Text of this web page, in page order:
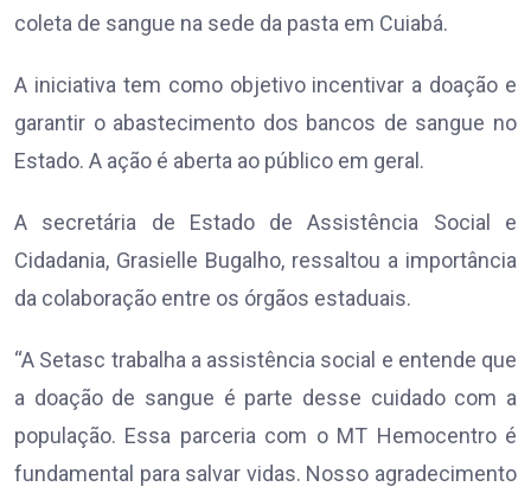
coleta de sangue na sede da pasta em Cuiabá.
A iniciativa tem como objetivo incentivar a doação e
garantir o abastecimento dos bancos de sangue no
Estado. A ação é aberta ao público em geral.
A secretária de Estado de Assistência Social e
Cidadania, Grasielle Bugalho, ressaltou a importância
da colaboração entre os órgãos estaduais.
“A Setasc trabalha a assistência social e entende que
a doação de sangue é parte desse cuidado com a
população. Essa parceria com o MT Hemocentro é
fundamental para salvar vidas. Nosso agradecimento